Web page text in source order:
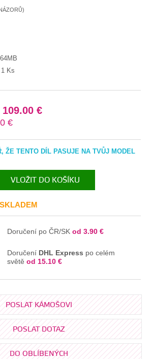
1 Ks
109.00 €
€
ŽE TENTO DÍL PASUJE NA TVŮJ MODEL
VLOŽIT DO KOŠÍKU
V KOŠÍKU
Doručení po ČR/SKod 3.90 €
Doručení DHL Express po celém
světěod 15.10 €
POSLAT KÁMOŠOVI
POSLAT DOTAZ
DO OBLÍBENÝCH